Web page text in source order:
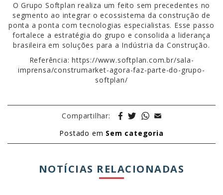
O Grupo Softplan realiza um feito sem precedentes no
segmento ao integrar o ecossistema da construção de
ponta a ponta com tecnologias especialistas. Esse passo
fortalece a estratégia do grupo e consolida a liderança
brasileira em soluções para a Indústria da Construção.
Referência: https://www.softplan.com.br/sala-
imprensa/construmarket-agora-faz-parte-do-grupo-
softplan/
Compartilhar:
Postado em Sem categoria
NOTÍCIAS RELACIONADAS